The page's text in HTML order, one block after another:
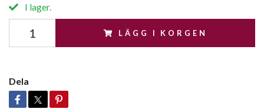
I lager.
LÄGG I KORGEN
Dela